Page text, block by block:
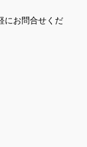
にお問合せくだ